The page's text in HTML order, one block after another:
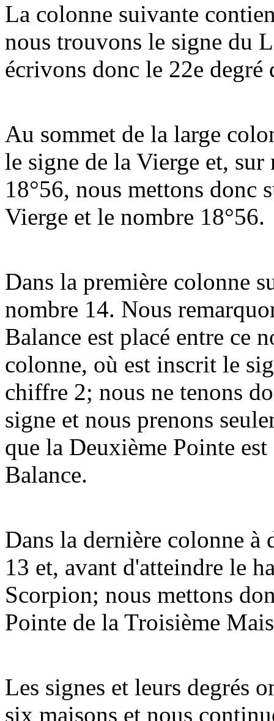
La colonne suivante
nous trouvons le signe du
écrivons donc le 22e
Au sommet de la large
le signe de la Vierge et,
18°56, nous mettons donc
Vierge et le nombre 18°56.
Dans la première colonne
nombre 14. Nous
Balance est placé entre ce
colonne, où est inscrit le
chiffre 2; nous ne tenons
signe et nous prenons
que la Deuxième Pointe
Balance.
Dans la dernière colonne
13 et, avant d'atteindre le
Scorpion; nous mettons
Pointe de la Troisième
Les signes et leurs degrés
six maisons et nous